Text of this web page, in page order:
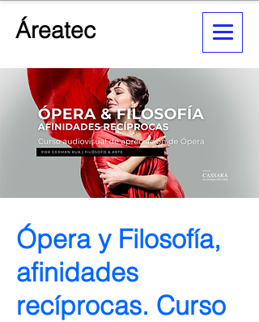
Áreatec
Ópera y Filosofía,
afinidades
recíprocas. Curso